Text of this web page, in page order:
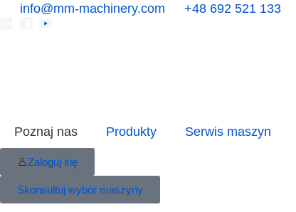
info@mm-machinery.com +48 692 521 133
Poznaj nas Produkty Serwis maszyn
Zaloguj się
Skonsultuj wybór maszyny